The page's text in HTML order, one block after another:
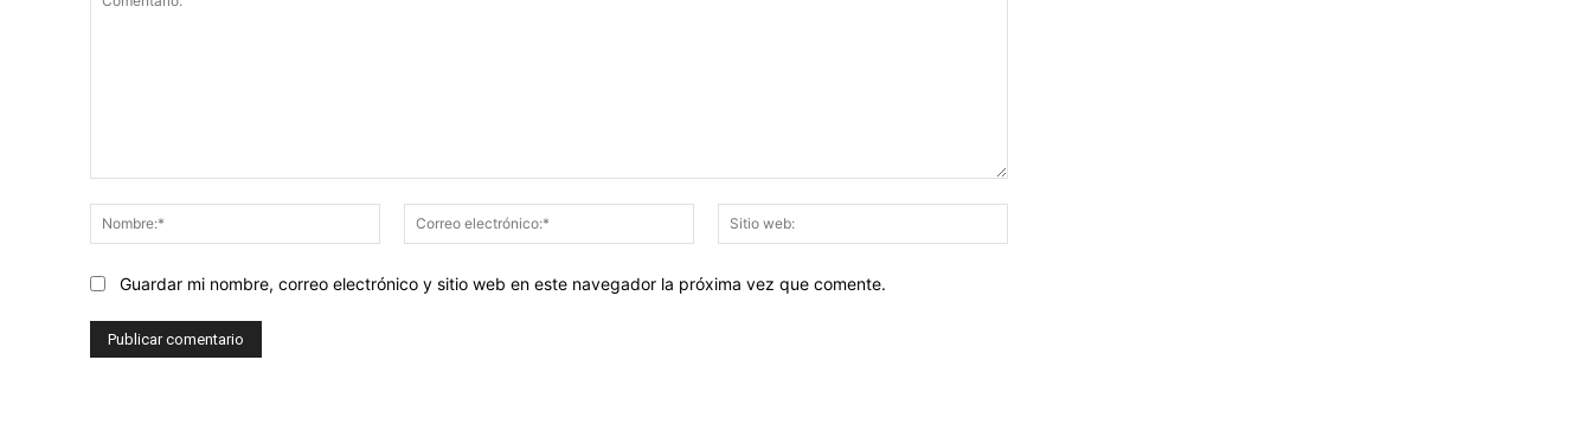
Nombre:*
Correo
electrónico:*
web:
Guardar mi nombre, correo electrónico y sitio web en este navegador la próxima vez que comente.